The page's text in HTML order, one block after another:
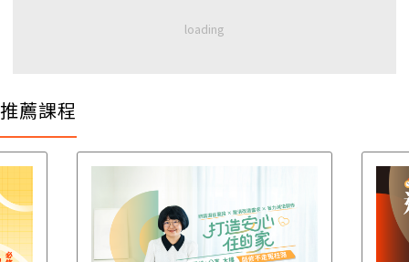
推薦課程